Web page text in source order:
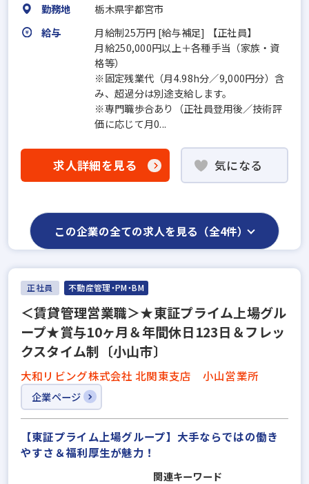
勤務地
栃木県宇都宮市
給与
月給制25万円 [給与補足] 【正社員】
月給250,000円以上＋各種手当（家族・資
格等）
※固定残業代（月4.98h分／9,000円分）含
み、超過分は別途支給します。
※専門職歩合あり（正社員登用後／技術評
価に応じて月0...
求人詳細を見る 気になる
この企業の全ての求人を見る（全4件）
正社員 不動産管理・PM・BM
＜賃貸管理営業職＞★東証プライム上場グル
ープ★賞与10ヶ月＆年間休日123日＆フレッ
クスタイム制〔小山市〕
大和リビング株式会社 北関東支店 小山営業所
企業ページ
【東証プライム上場グループ】大手ならではの働き
やすさ＆福利厚⽣が魅力！
関連キーワード